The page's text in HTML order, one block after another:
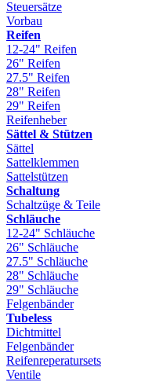
Steuersätze
Vorbau
Reifen
12-24" Reifen
26" Reifen
27.5" Reifen
28" Reifen
29" Reifen
Reifenheber
Sättel & Stützen
Sättel
Sattelklemmen
Sattelstützen
Schaltung
Schaltzüge & Teile
Schläuche
12-24" Schläuche
26" Schläuche
27.5" Schläuche
28" Schläuche
29" Schläuche
Felgenbänder
Tubeless
Dichtmittel
Felgenbänder
Reifenreperatursets
Ventile